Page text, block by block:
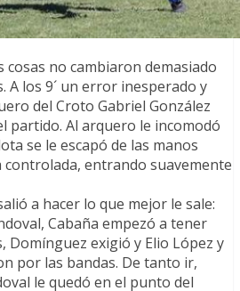
cosas no cambiaron demasiado
A los 9´ un error inesperado y
del Croto Gabriel González
partido. Al arquero le incomodó
se le escapó de las manos
entrando suavemente
a hacer lo que mejor le sale:
Cabaña empezó a tener
Domínguez exigió y Elio López y
por las bandas. De tanto ir,
le quedó en el punto del